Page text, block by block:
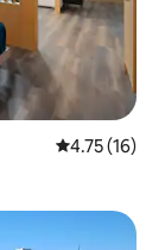
Calificación
4.75 (16)